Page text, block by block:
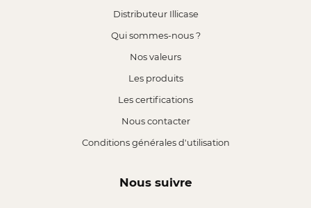
Distributeur Illicase
Qui sommes-nous ?
Nos valeurs
Les produits
Les certifications
Nous contacter
Conditions générales d'utilisation
Nous suivre